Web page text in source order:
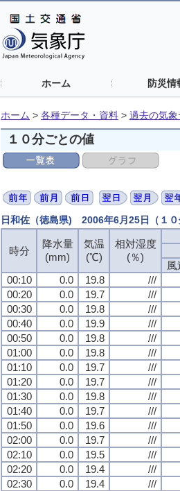
ホーム 防災情
ホーム > 各種データ・資料 > 過去の気
１０分ごとの値
日和佐（徳島県) 2006年6月25日（１０
時分
降水量
(mm)
気温
(℃)
相対湿度
(％)
00:10
0.0 19.8 ///
00:20
0.0 19.7 ///
00:30
0.0 19.8 ///
00:40
0.0 19.9 ///
00:50
0.0 19.8 ///
01:00
0.0 19.8 ///
01:10
0.0 19.7 ///
01:20
0.0 19.7 ///
01:30
0.0 19.8 ///
01:40
0.0 19.7 ///
01:50
0.0 19.6 ///
02:00
0.0 19.7 ///
02:10
0.0 19.5 ///
02:20
0.0 19.4 ///
02:30
0.0 19.4 ///